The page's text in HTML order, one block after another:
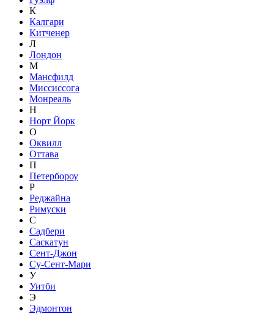
К
Калгари
Китченер
Л
Лондон
М
Мансфилд
Миссиссога
Монреаль
Н
Норт Йорк
О
Оквилл
Оттава
П
Петербороу
Р
Реджайна
Римуски
С
Садбери
Саскатун
Сент-Джон
Су-Сент-Мари
У
Уитби
Э
Эдмонтон